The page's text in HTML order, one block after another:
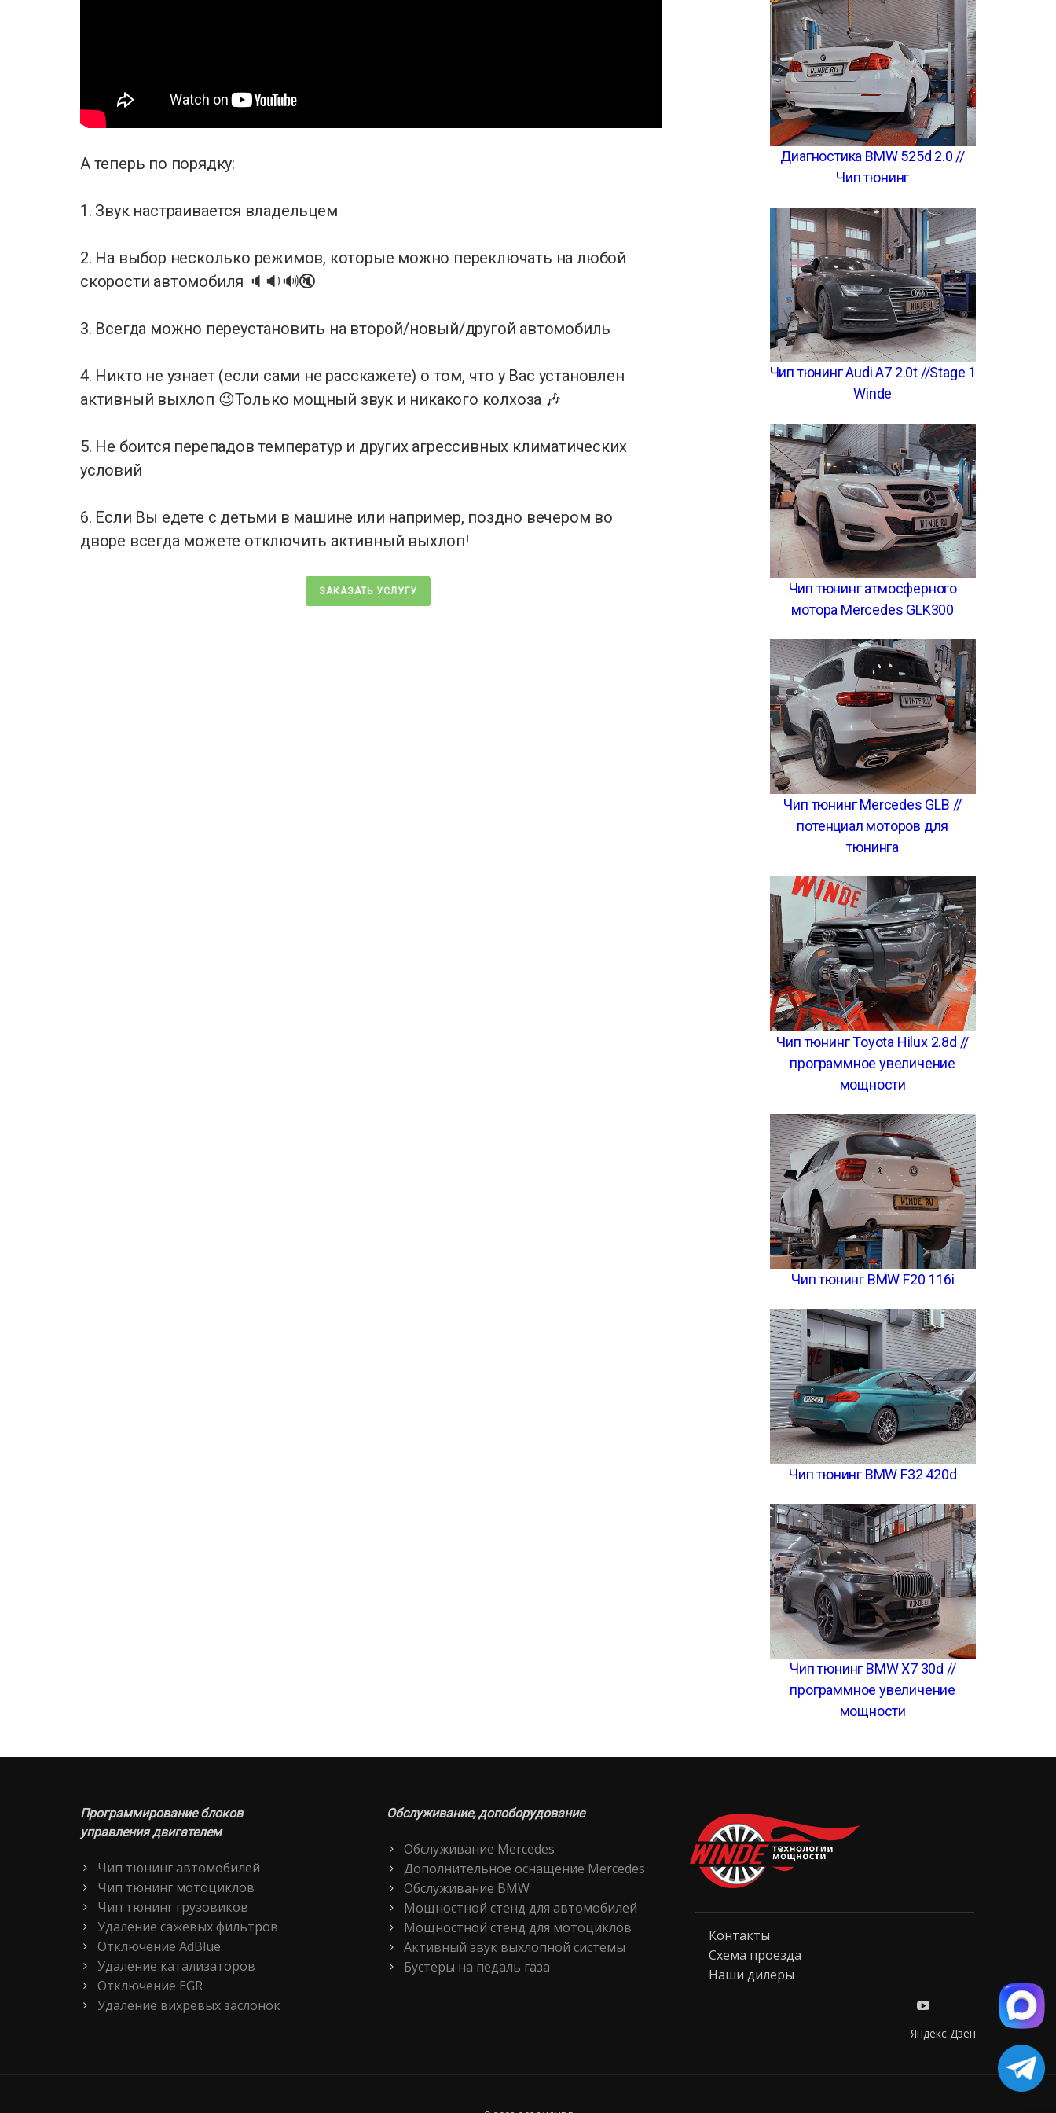
А теперь по порядку:
1. Звук настраивается владельцем
2. На выбор несколько режимов, которые можно переключать на любой
скорости автомобиля 🔈🔉🔊🔇
3. Всегда можно переустановить на второй/новый/другой автомобиль
4. Никто не узнает (если сами не расскажете) о том, что у Вас установлен
активный выхлоп 😉Только мощный звук и никакого колхоза 🎶
5. Не боится перепадов температур и других агрессивных климатических
условий
6. Если Вы едете с детьми в машине или например, поздно вечером во
дворе всегда можете отключить активный выхлоп!
ЗАКАЗАТЬ УСЛУГУ
Диагностика BMW 525d 2.0 //
Чип тюнинг
Чип тюнинг Audi A7 2.0t //Stage 1
Winde
Чип тюнинг атмосферного
мотора Mercedes GLK300
Чип тюнинг Mercedes GLB //
потенциал моторов для
тюнинга
Чип тюнинг Toyota Hilux 2.8d //
программное увеличение
мощности
Чип тюнинг BMW F20 116i
Чип тюнинг BMW F32 420d
Чип тюнинг BMW X7 30d //
программное увеличение
мощности
Программирование блоков
управления двигателем
Чип тюнинг автомобилей
Чип тюнинг мотоциклов
Чип тюнинг грузовиков
Удаление сажевых фильтров
Отключение AdBlue
Удаление катализаторов
Отключение EGR
Удаление вихревых заслонок
Обслуживание, допоборудование
Обслуживание Mercedes
Дополнительное оснащение Mercedes
Обслуживание BMW
Мощностной стенд для автомобилей
Мощностной стенд для мотоциклов
Активный звук выхлопной системы
Бустеры на педаль газа
Контакты
Схема проезда
Наши дилеры
Яндекс Дзен